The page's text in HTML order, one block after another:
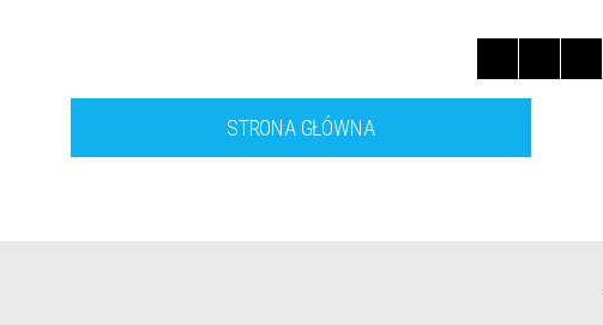
STRONA GŁÓWNA